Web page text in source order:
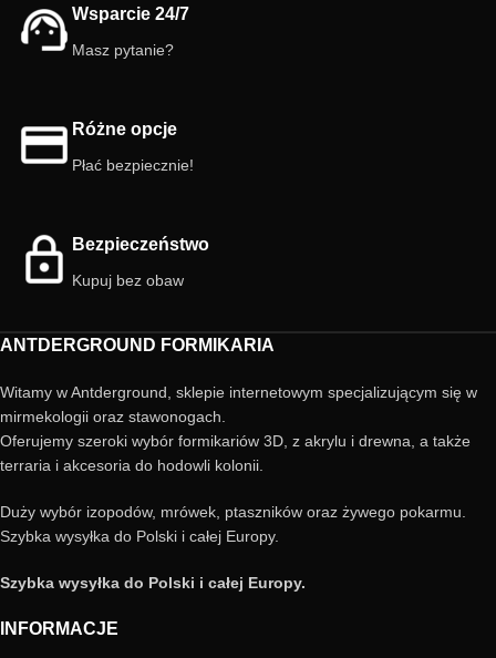
Wsparcie 24/7
Masz pytanie?
Różne opcje
Płać bezpiecznie!
Bezpieczeństwo
Kupuj bez obaw
ANTDERGROUND FORMIKARIA
Witamy w Antderground, sklepie internetowym specjalizującym się w
mirmekologii oraz stawonogach.
Oferujemy szeroki wybór formikariów 3D, z akrylu i drewna, a także
terraria i akcesoria do hodowli kolonii.
Duży wybór izopodów, mrówek, ptaszników oraz żywego pokarmu.
Szybka wysyłka do Polski i całej Europy.
Szybka wysyłka do Polski i całej Europy.
INFORMACJE